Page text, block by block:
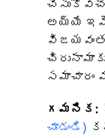
అయ్యే
సమాచారం
గమనిక:
చూడండి)